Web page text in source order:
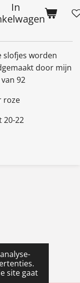
site gaat
In
slofjes worden
door mijn
92
roze
20-22